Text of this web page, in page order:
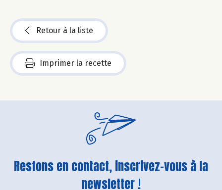
Retour à la liste
Imprimer la recette
Restons en contact, inscrivez-vous à la
newsletter !